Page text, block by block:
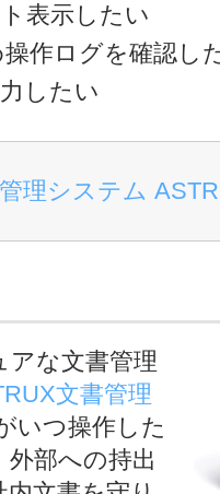
表示したい
作ログを確認し
したい
理システム
アな文書管理
文書管理
いつ操作した
部への持出